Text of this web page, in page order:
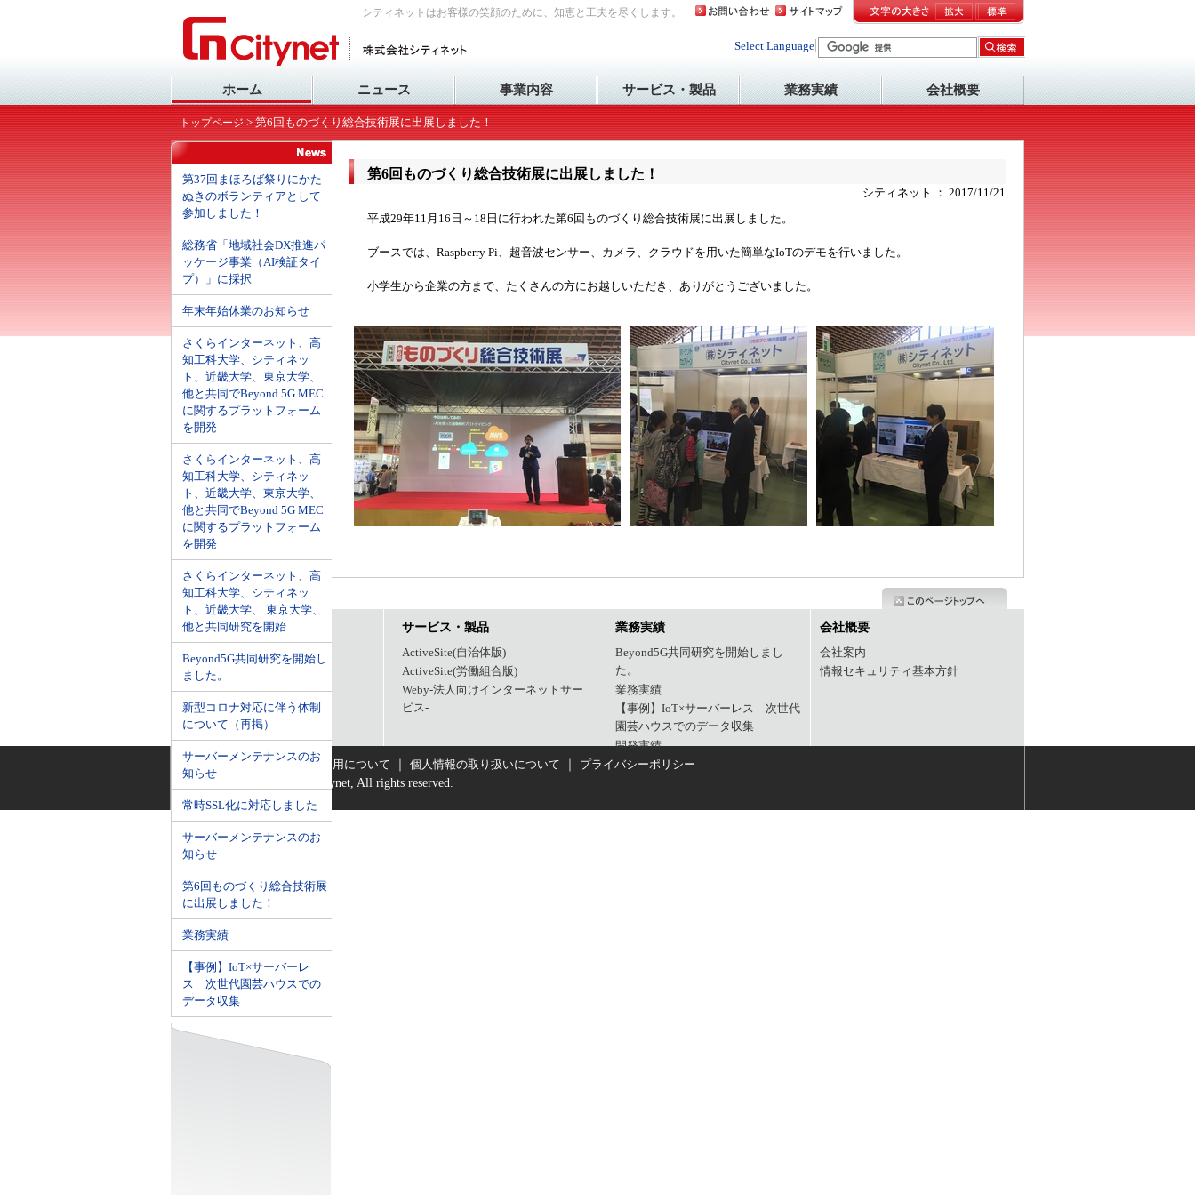
シティネットはお客様の笑顔のために、知恵と工夫を尽くします。
Select Language ▼
ホーム ニュース 事業内容 サービス・製品 業務実績 会社概要
トップページ> 第6回ものづくり総合技術展に出展しました！
第6回ものづくり総合技術展に出展しました！
シティネット ： 2017/11/21
平成29年11月16日～18日に行われた第6回ものづくり総合技術展に出展しました。
ブースでは、Raspberry Pi、超音波センサー、カメラ、クラウドを用いた簡単なIoTのデモを行いました。
小学生から企業の方まで、たくさんの方にお越しいただき、ありがとうございました。
第37回まほろば祭りにかた
ぬきのボランティアとして
参加しました！
総務省「地域社会DX推進パ
ッケージ事業（AI検証タイ
プ）」に採択
年末年始休業のお知らせ
さくらインターネット、高
知工科大学、シティネッ
ト、近畿大学、東京大学、
他と共同でBeyond 5G MEC
に関するプラットフォーム
を開発
さくらインターネット、高
知工科大学、シティネッ
ト、近畿大学、東京大学、
他と共同でBeyond 5G MEC
に関するプラットフォーム
を開発
さくらインターネット、高
知工科大学、シティネッ
ト、近畿大学、 東京大学、
他と共同研究を開始
Beyond5G共同研究を開始し
ました。
新型コロナ対応に伴う体制
について（再掲）
サーバーメンテナンスのお
知らせ
常時SSL化に対応しました
サーバーメンテナンスのお
知らせ
第6回ものづくり総合技術展
に出展しました！
業務実績
【事例】IoT×サーバーレ
ス 次世代園芸ハウスでの
データ収集
事業内容
業務ソフト受託開発・販売
ネットワーク構築
サービス・製品
ActiveSite(自治体版)
ActiveSite(労働組合版)
Weby-法人向けインターネットサー
ビス-
業務実績
Beyond5G共同研究を開始しまし
た。
業務実績
【事例】IoT×サーバーレス 次世代
園芸ハウスでのデータ収集
開発実績
会社概要
会社案内
情報セキュリティ基本方針
RSSについて｜ サイトご利用について ｜ 個人情報の取り扱いについて ｜ プライバシーポリシー
Copyright © 2001-2026 Citynet, All rights reserved.